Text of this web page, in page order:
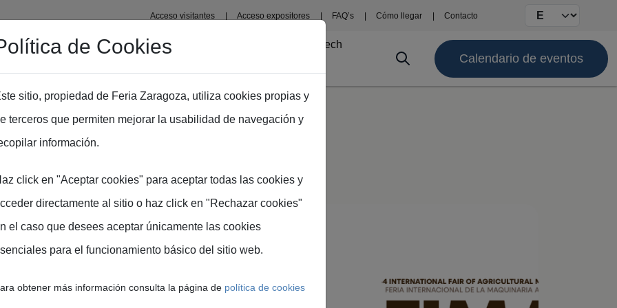
Acceso visitantes Acceso expositores FAQ’s Cómo llegar Contacto Select your
Área profesional Planos Fima Conecta Talento Fima Tech
Calendario de eventos
gran
de Cookies
sitio, propiedad de Feria Zaragoza, utiliza cookies propias y
terceros que permiten mejorar la usabilidad de navegación y
información.
click en "Aceptar cookies" para aceptar todas las cookies y
directamente al sitio o haz click en "Rechazar cookies"
el caso que desees aceptar únicamente las cookies
para el funcionamiento básico del sitio web.
obtener más información consulta la página de política de cookies